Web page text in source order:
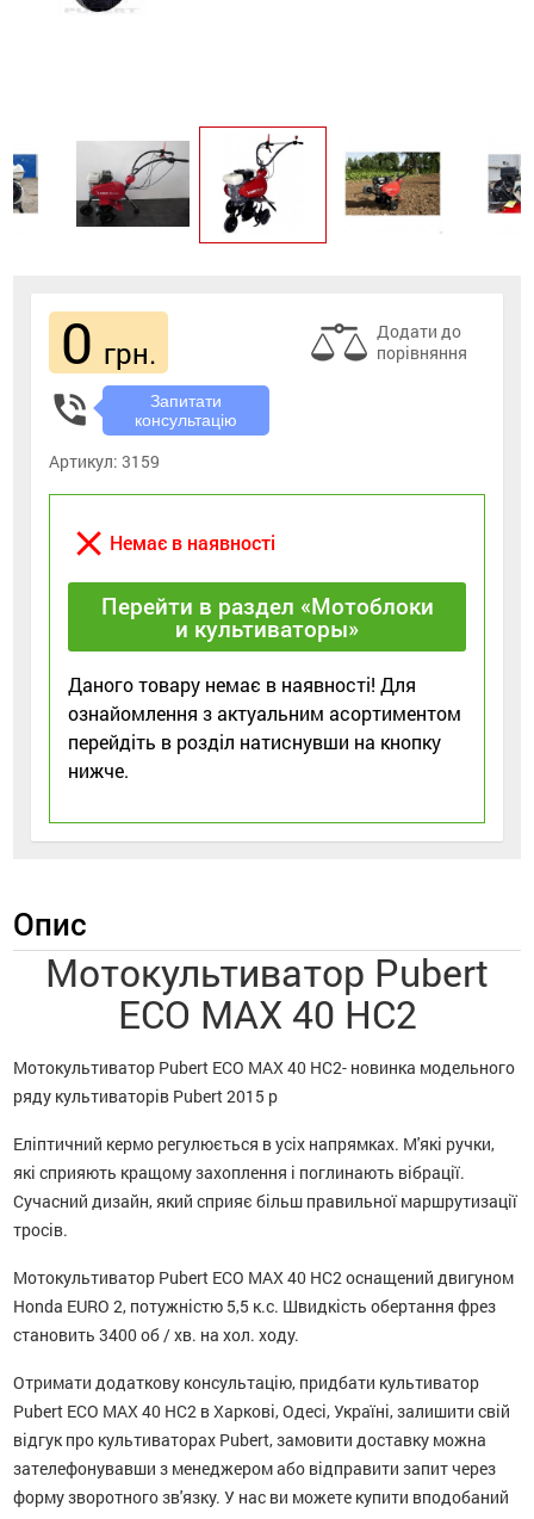
0 грн.
Додати до
порівняння
phone_in_talk
Запитати
консультацію
Артикул:3159
close Немає в наявності
Перейти в раздел «Мотоблоки
и культиваторы»
Даного товару немає в наявності! Для
ознайомлення з актуальним асортиментом
перейдіть в розділ натиснувши на кнопку
нижче.
Опис
Мотокультиватор Pubert
ECO MAX 40 HC2
Мотокультиватор Pubert ECO MAX 40 HC2- новинка модельного
ряду культиваторів Pubert 2015 р
Еліптичний кермо регулюється в усіх напрямках. М'які ручки,
які сприяють кращому захоплення і поглинають вібрації.
Сучасний дизайн, який сприяє більш правильної маршрутизації
тросів.
Мотокультиватор Pubert ECO MAX 40 HC2 оснащений двигуном
Honda EURO 2, потужністю 5,5 к.с. Швидкість обертання фрез
становить 3400 об / хв. на хол. ходу.
Отримати додаткову консультацію, придбати культиватор
Pubert ECO MAX 40 HC2 в Харкові, Одесі, Україні, залишити свій
відгук про культиваторах Pubert, замовити доставку можна
зателефонувавши з менеджером або відправити запит через
форму зворотного зв'язку. У нас ви можете купити вподобаний